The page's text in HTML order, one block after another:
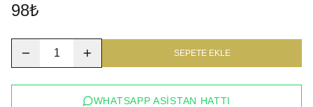
98₺
1 SEPETE EKLE
WHATSAPP ASISTAN HATTI